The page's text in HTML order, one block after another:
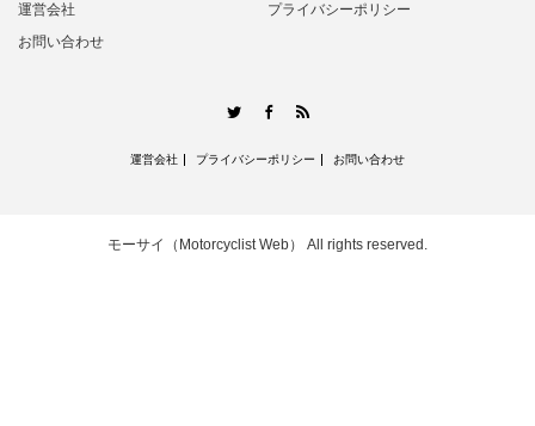
運営会社
プライバシーポリシー
お問い合わせ
TwitterFacebook
運営会社 プライバシーポリシー お問い合わせ
モーサイ（Motorcyclist Web） All rights reserved.